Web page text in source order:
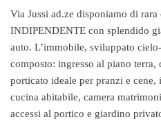
Via Jussi ad.ze disponiamo di
INDIPENDENTE con splendido
auto. L’immobile, sviluppato
composto: ingresso al piano terra,
porticato ideale per pranzi e cene,
cucina abitabile, camera
accessi al portico e giardino